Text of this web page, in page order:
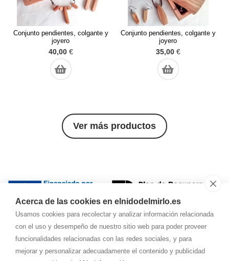
Acerca de las cookies en elnidodelmirlo.es
Usamos cookies para recolectar y analizar información relacionada
con el uso y desempeño de nuestro sitio web para poder proveer
funcionalidades relacionadas con las redes sociales, y para
mejorar y personalizar adecuadamente el contenido y publicidad
Conjunto pendientes, colgante y
joyero
40,00€
Conjunto pendientes, colgante y
joyero
35,00€
Ver más productos
Cada lámpara es única y diferente.